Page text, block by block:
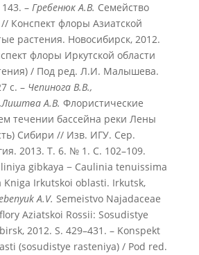
– Гребенюк А.В. Семейство
Конспект флоры Азиатской
растения. Новосибирск, 2012.
флоры Иркутской области
/ Под ред. Л.И. Малышева.
с. – Чепинога В.В.,
Лиштва А.В. Флористические
течении бассейна реки Лены
Сибири // Изв. ИГУ. Сер.
2013. Т. 6. № 1. С. 102–109.
gibkaya − Caulinia tenuissima
Irkutskoi oblasti. Irkutsk,
A.V. Semeistvo Najadaceae
Aziatskoi Rossii: Sosudistye
2012. S. 429–431. – Konspekt
(sosudistye rasteniya) / Pod red.